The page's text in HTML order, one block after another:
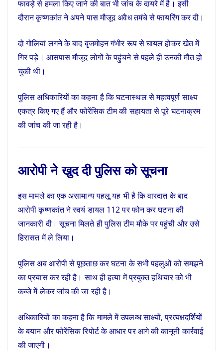
फावड़े से हमला किए जाने की बात भी जांच के दायरे में है। इसी
दौरान कृष्णकांत ने अपने पास मौजूद अवैध तमंचे से फायरिंग कर दी।
दो गोलियां लगने के बाद बृजमोहन गंभीर रूप से घायल होकर खेत में
गिर पड़े। आसपास मौजूद लोगों के पहुंचने से पहले ही उनकी मौत हो
चुकी थी।
पुलिस अधिकारियों का कहना है कि घटनास्थल से महत्वपूर्ण साक्ष्य
एकत्र किए गए हैं और फोरेंसिक टीम की सहायता से पूरे घटनाक्रम
की जांच की जा रही है।
आरोपी ने खुद दी पुलिस को सूचना
इस मामले का एक असामान्य पहलू यह भी है कि वारदात के बाद
आरोपी कृष्णकांत ने स्वयं डायल 112 पर फोन कर घटना की
जानकारी दी। सूचना मिलते ही पुलिस टीम मौके पर पहुंची और उसे
हिरासत में ले लिया।
पुलिस अब आरोपी से पूछताछ कर घटना के सभी पहलुओं को समझने
का प्रयास कर रही है। साथ ही हत्या में प्रयुक्त हथियार को भी
कब्जे में लेकर जांच की जा रही है।
अधिकारियों का कहना है कि मामले में उपलब्ध साक्ष्यों, प्रत्यक्षदर्शियों
के बयान और फोरेंसिक रिपोर्ट के आधार पर आगे की कानूनी कार्रवाई
की जाएगी।